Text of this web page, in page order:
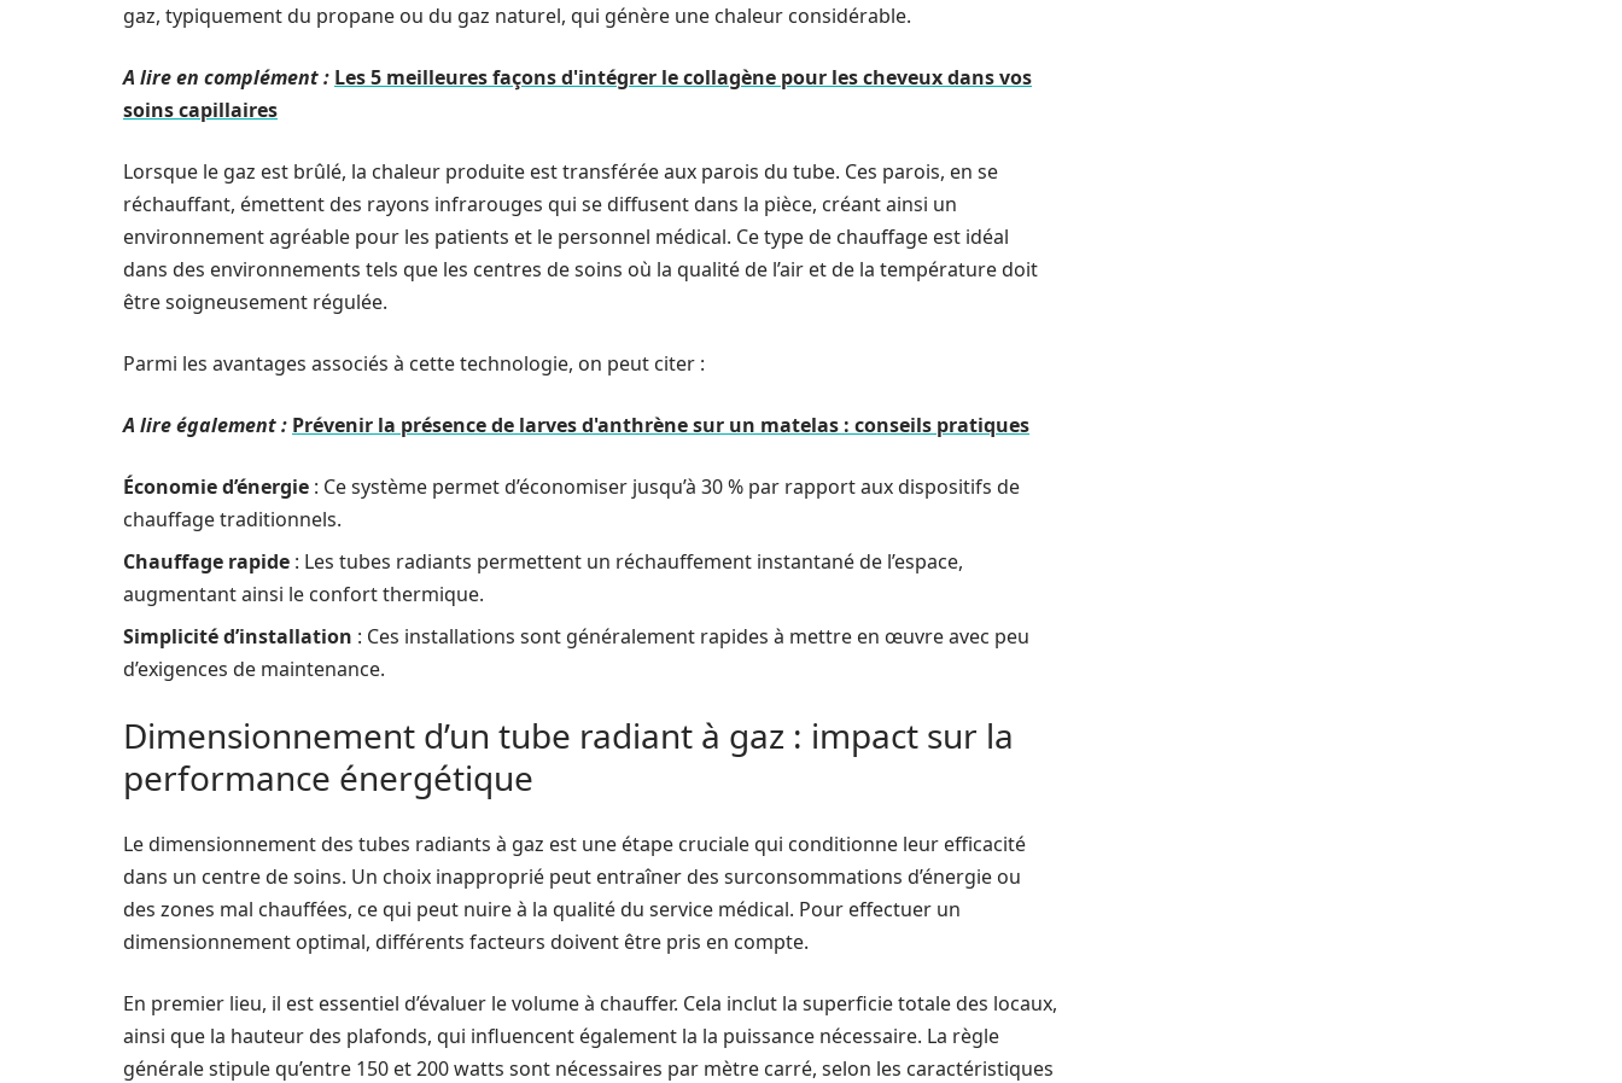
gaz, typiquement du propane ou du gaz naturel, qui génère une chaleur considérable.
A lire en complément : Les 5 meilleures façons d'intégrer le collagène pour les cheveux dans vos
soins capillaires
Lorsque le gaz est brûlé, la chaleur produite est transférée aux parois du tube. Ces parois, en se
réchauffant, émettent des rayons infrarouges qui se diffusent dans la pièce, créant ainsi un
environnement agréable pour les patients et le personnel médical. Ce type de chauffage est idéal
dans des environnements tels que les centres de soins où la qualité de l’air et de la température doit
être soigneusement régulée.
Parmi les avantages associés à cette technologie, on peut citer :
A lire également : Prévenir la présence de larves d'anthrène sur un matelas : conseils pratiques
Économie d’énergie : Ce système permet d’économiser jusqu’à 30 % par rapport aux dispositifs de
chauffage traditionnels.
Chauffage rapide : Les tubes radiants permettent un réchauffement instantané de l’espace,
augmentant ainsi le confort thermique.
Simplicité d’installation : Ces installations sont généralement rapides à mettre en œuvre avec peu
d’exigences de maintenance.
Dimensionnement d’un tube radiant à gaz : impact sur la
performance énergétique
Le dimensionnement des tubes radiants à gaz est une étape cruciale qui conditionne leur efficacité
dans un centre de soins. Un choix inapproprié peut entraîner des surconsommations d’énergie ou
des zones mal chauffées, ce qui peut nuire à la qualité du service médical. Pour effectuer un
dimensionnement optimal, différents facteurs doivent être pris en compte.
En premier lieu, il est essentiel d’évaluer le volume à chauffer. Cela inclut la superficie totale des locaux,
ainsi que la hauteur des plafonds, qui influencent également la la puissance nécessaire. La règle
générale stipule qu’entre 150 et 200 watts sont nécessaires par mètre carré, selon les caractéristiques